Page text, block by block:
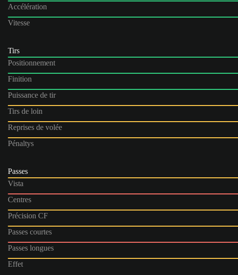
Accélération
Vitesse
Tirs
Positionnement
Finition
Puissance de tir
Tirs de loin
Reprises de volée
Pénaltys
Passes
Vista
Centres
Précision CF
Passes courtes
Passes longues
Effet